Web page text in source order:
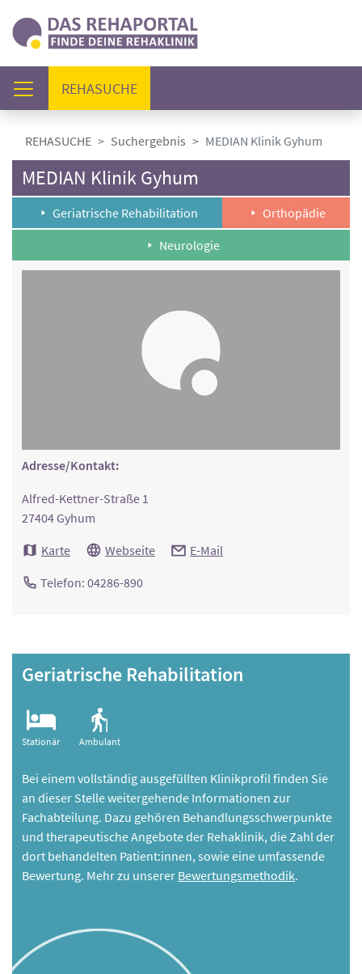
REHASUCHE(AKTUELL)
REHASUCHE Suchergebnis MEDIAN Klinik Gyhum
MEDIAN Klinik Gyhum
Geriatrische Rehabilitation
Orthopädie
Neurologie
Adresse/Kontakt:
Alfred-Kettner-Straße 1
27404 Gyhum
Karte
Webseite E-Mail
Telefon: 04286-890
Geriatrische Rehabilitation
Stationär Ambulant
Bei einem vollständig ausgefüllten Klinikprofil finden Sie
an dieser Stelle weitergehende Informationen zur
Fachabteilung. Dazu gehören Behandlungsschwerpunkte
und therapeutische Angebote der Rehaklinik, die Zahl der
dort behandelten Patient:innen, sowie eine umfassende
Bewertung. Mehr zu unserer Bewertungsmethodik.